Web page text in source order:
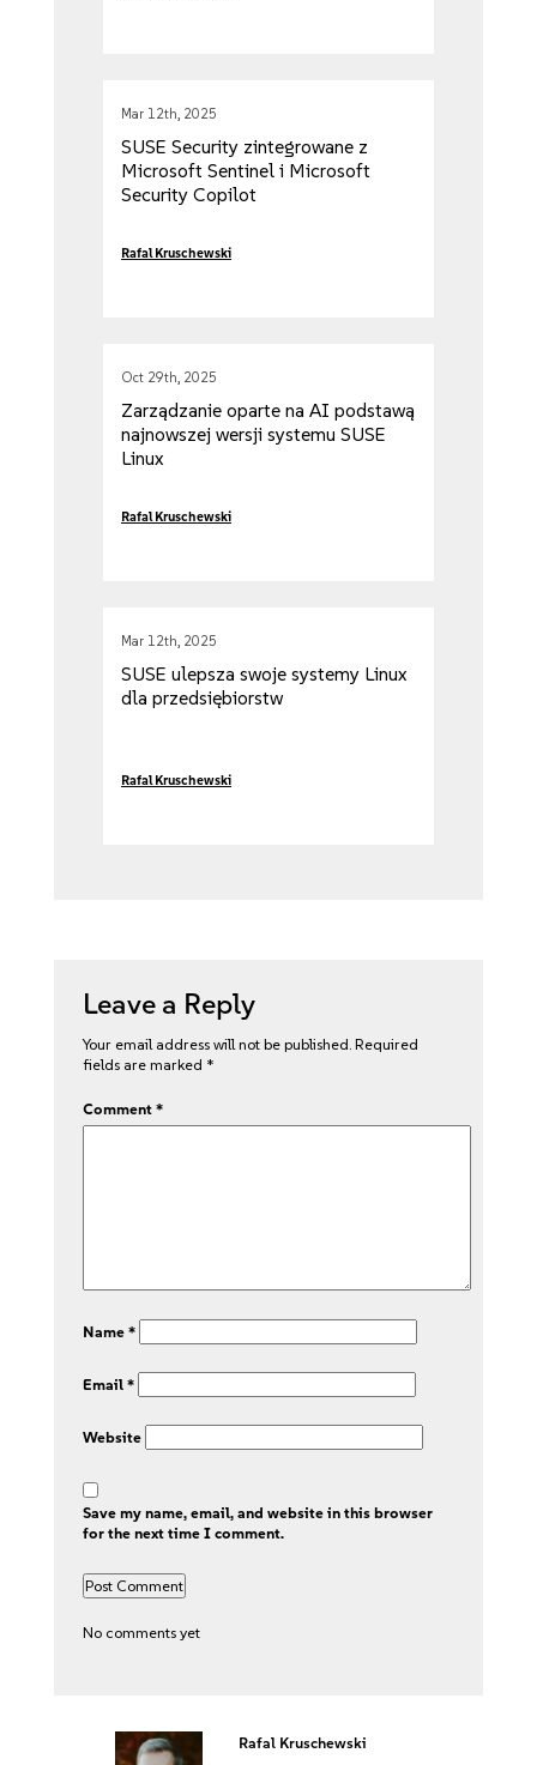
Mar 12th, 2025
SUSE Security zintegrowane z
Microsoft Sentinel i Microsoft
Security Copilot
Rafal Kruschewski
Oct 29th, 2025
Zarządzanie oparte na AI podstawą
najnowszej wersji systemu SUSE
Linux
Rafal Kruschewski
Mar 12th, 2025
SUSE ulepsza swoje systemy Linux
dla przedsiębiorstw
Rafal Kruschewski
Leave a Reply
Your email address will not be published. Required
fields are marked *
Comment *
Name *
Email *
Website
Save my name, email, and website in this browser
for the next time I comment.
No comments yet
Rafal Kruschewski